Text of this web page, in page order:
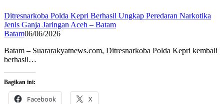
Ditresnarkoba Polda Kepri Berhasil Ungkap Peredaran Narkotika
Jenis Ganja Jaringan Aceh – Batam
Batam06/06/2026
Batam – Suararakyatnews.com, Ditresnarkoba Polda Kepri kembali
berhasil…
Bagikan ini:
Facebook X